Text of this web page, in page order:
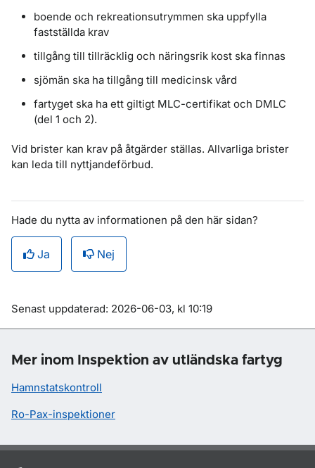
boende och rekreationsutrymmen ska uppfylla
fastställda krav
tillgång till tillräcklig och näringsrik kost ska finnas
sjömän ska ha tillgång till medicinsk vård
fartyget ska ha ett giltigt MLC-certifikat och DMLC
(del 1 och 2).
Vid brister kan krav på åtgärder ställas. Allvarliga brister
kan leda till nyttjandeförbud.
Hade du nytta av informationen på den här sidan?
Ja Nej
Om sidan
Senast uppdaterad: 2026-06-03, kl 10:19
Mer inom Inspektion av utländska fartyg
Hamnstatskontroll
Ro-Pax-inspektioner